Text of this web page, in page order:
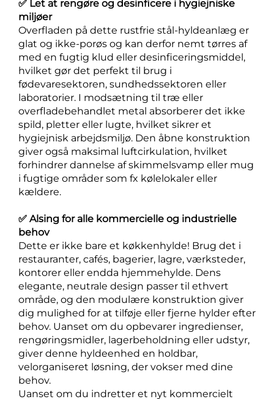
✅ Let at rengøre og desinficere i hygiejniske
miljøer
Overfladen på dette rustfrie stål-hyldeanlæg er
glat og ikke-porøs og kan derfor nemt tørres af
med en fugtig klud eller desinficeringsmiddel,
hvilket gør det perfekt til brug i
fødevaresektoren, sundhedssektoren eller
laboratorier. I modsætning til træ eller
overfladebehandlet metal absorberer det ikke
spild, pletter eller lugte, hvilket sikrer et
hygiejnisk arbejdsmiljø. Den åbne konstruktion
giver også maksimal luftcirkulation, hvilket
forhindrer dannelse af skimmelsvamp eller mug
i fugtige områder som fx kølelokaler eller
kældere.
✅ Alsing for alle kommercielle og industrielle
behov
Dette er ikke bare et køkkenhylde! Brug det i
restauranter, cafés, bagerier, lagre, værksteder,
kontorer eller endda hjemmehylde. Dens
elegante, neutrale design passer til ethvert
område, og den modulære konstruktion giver
dig mulighed for at tilføje eller fjerne hylder efter
behov. Uanset om du opbevarer ingredienser,
rengøringsmidler, lagerbeholdning eller udstyr,
giver denne hyldeenhed en holdbar,
velorganiseret løsning, der vokser med dine
behov.
Uanset om du indretter et nyt kommercielt